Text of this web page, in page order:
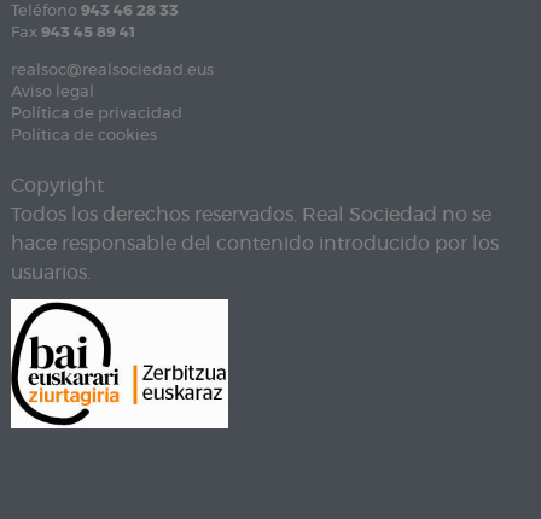
Teléfono 943 46 28 33
Fax 943 45 89 41
realsoc@realsociedad.eus
Aviso legal
Política de privacidad
Política de cookies
Copyright
Todos los derechos reservados. Real Sociedad no se
hace responsable del contenido introducido por los
usuarios.